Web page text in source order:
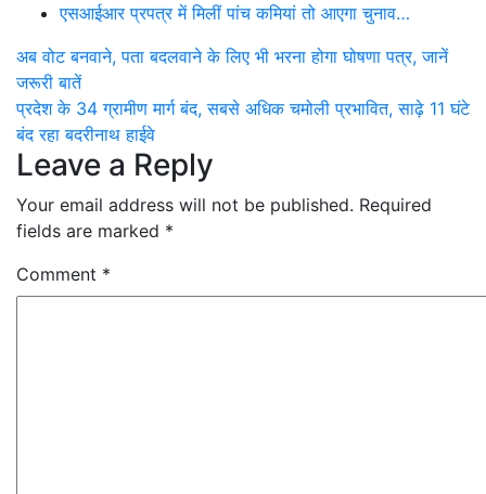
एसआईआर प्रपत्र में मिलीं पांच कमियां तो आएगा चुनाव…
Post
navigation
अब वोट बनवाने, पता बदलवाने के लिए भी भरना होगा घोषणा पत्र, जानें
जरूरी बातें
प्रदेश के 34 ग्रामीण मार्ग बंद, सबसे अधिक चमोली प्रभावित, साढ़े 11 घंटे
बंद रहा बदरीनाथ हाईवे
Leave a Reply
Your email address will not be published. Required
fields are marked *
Comment *